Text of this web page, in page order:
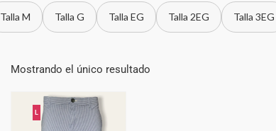
Talla M Talla G Talla EG Talla 2EG Talla 3EG
Mostrando el único resultado
L